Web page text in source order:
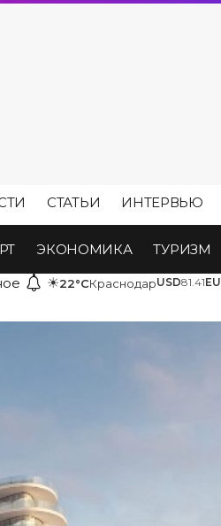
СТАТЬИ ИНТЕРВЬЮ
ЭКОНОМИКА ТУРИЗМ
☀22°CКраснодарUSD81.41